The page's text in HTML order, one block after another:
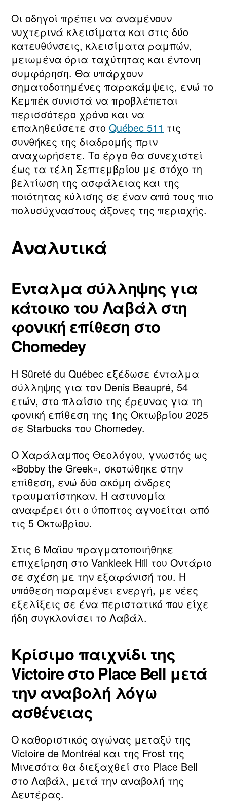
Οι οδηγοί πρέπει να αναμένουν
νυχτερινά κλεισίματα και στις δύο
κατευθύνσεις, κλεισίματα ραμπών,
μειωμένα όρια ταχύτητας και έντονη
συμφόρηση. Θα υπάρχουν
σηματοδοτημένες παρακάμψεις, ενώ το
Κεμπέκ συνιστά να προβλέπεται
περισσότερο χρόνο και να
επαληθεύσετε στο Québec 511 τις
συνθήκες της διαδρομής πριν
αναχωρήσετε. Το έργο θα συνεχιστεί
έως τα τέλη Σεπτεμβρίου με στόχο τη
βελτίωση της ασφάλειας και της
ποιότητας κύλισης σε έναν από τους πιο
πολυσύχναστους άξονες της περιοχής.
Αναλυτικά
Ένταλμα σύλληψης για
κάτοικο του Λαβάλ στη
φονική επίθεση στο
Chomedey
Η Sûreté du Québec εξέδωσε ένταλμα
σύλληψης για τον Denis Beaupré, 54
ετών, στο πλαίσιο της έρευνας για τη
φονική επίθεση της 1ης Οκτωβρίου 2025
σε Starbucks του Chomedey.
Ο Χαράλαμπος Θεολόγου, γνωστός ως
«Bobby the Greek», σκοτώθηκε στην
επίθεση, ενώ δύο ακόμη άνδρες
τραυματίστηκαν. Η αστυνομία
αναφέρει ότι ο ύποπτος αγνοείται από
τις 5 Οκτωβρίου.
Στις 6 Μαΐου πραγματοποιήθηκε
επιχείρηση στο Vankleek Hill του Οντάριο
σε σχέση με την εξαφάνισή του. Η
υπόθεση παραμένει ενεργή, με νέες
εξελίξεις σε ένα περιστατικό που είχε
ήδη συγκλονίσει το Λαβάλ.
Κρίσιμο παιχνίδι της
Victoire στο Place Bell μετά
την αναβολή λόγω
ασθένειας
Ο καθοριστικός αγώνας μεταξύ της
Victoire de Montréal και της Frost της
Μινεσότα θα διεξαχθεί στο Place Bell
στο Λαβάλ, μετά την αναβολή της
Δευτέρας.